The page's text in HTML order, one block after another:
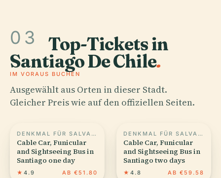
03 Top-Tickets in
Santiago De Chile.
IM VORAUS BUCHEN
Ausgewählt aus Orten in dieser Stadt.
Gleicher Preis wie auf den offiziellen Seiten.
DENKMAL FÜR SALVADOR ALLENDE IN SANTIAGO DE CHILE
Cable Car, Funicular
and Sightseeing Bus in
Santiago one day
★ 4.9 AB €51.80
DENKMAL FÜR SALVADOR ALLENDE IN SANTIAGO DE CHILE
Cable Car, Funicular
and Sightseeing Bus in
Santiago two days
★ 4.8 AB €59.58